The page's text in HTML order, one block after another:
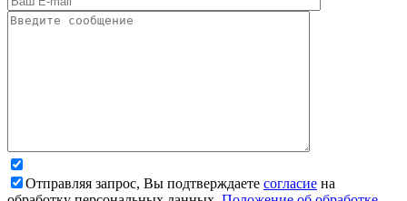
Отправляя запрос, Вы подтверждаете согласие на